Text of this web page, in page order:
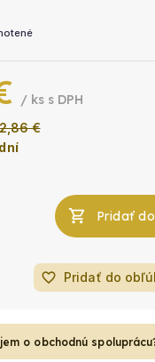
€
/ ks
Pridať
favorite_border Pridať do
o obchodnú